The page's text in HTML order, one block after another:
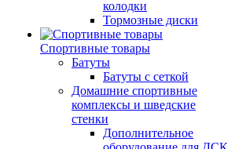
колодки
Тормозные диски
Спортивные товары
Батуты
Батуты с сеткой
Домашние спортивные
комплексы и шведские
стенки
Дополнительное